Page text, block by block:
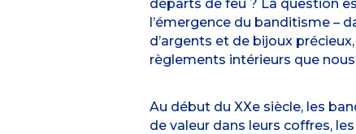
départs de feu ? La question
l’émergence du banditisme –
d’argents et de bijoux
règlements intérieurs que
Au début du XXe siècle, les
de valeur dans leurs coffres,